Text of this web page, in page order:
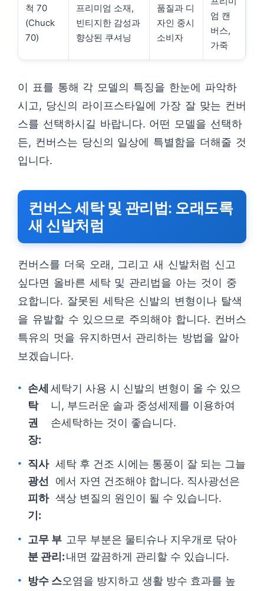
척 70
(Chuck
70)
프리미엄 소재,
빈티지한 감성과
향상된 쿠셔닝
품질과 디
자인 중시
소비자
엄 캔
버스,
가죽
이 표를 통해 각 모델의 특징을 한눈에 파악하
시고, 당신의 라이프스타일에 가장 잘 맞는 컨버
스를 선택하시길 바랍니다. 어떤 모델을 선택하
든, 컨버스는 당신의 일상에 특별함을 더해줄 것
입니다.
컨버스 세탁 및 관리법: 오래도록
새 신발처럼
컨버스를 더욱 오래, 그리고 새 신발처럼 신고
싶다면 올바른 세탁 및 관리법을 아는 것이 중
요합니다. 잘못된 세탁은 신발의 변형이나 탈색
을 유발할 수 있으므로 주의해야 합니다. 컨버스
특유의 멋을 유지하면서 관리하는 방법을 알아
보겠습니다.
손세
탁
권
장:
세탁기 사용 시 신발의 변형이 올 수 있으
니, 부드러운 솔과 중성세제를 이용하여
손세탁하는 것이 좋습니다.
직사
광선
피하
기:
세탁 후 건조 시에는 통풍이 잘 되는 그늘
에서 자연 건조해야 합니다. 직사광선은
색상 변질의 원인이 될 수 있습니다.
고무 부
분 관리:
고무 부분은 물티슈나 지우개로 닦아
내면 깔끔하게 관리할 수 있습니다.
방수 스오염을 방지하고 생활 방수 효과를 높